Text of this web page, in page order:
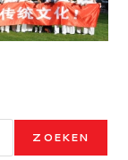
ZOEKEN